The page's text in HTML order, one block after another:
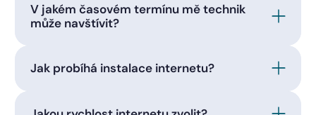
V jakém časovém termínu mě technik
může navštívit?
Jak probíhá instalace internetu?